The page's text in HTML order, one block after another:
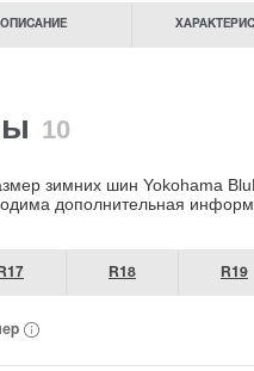
ОПИСАНИЕ
10
зимних шин Yokohama
дополнительная
R17 R18 R19